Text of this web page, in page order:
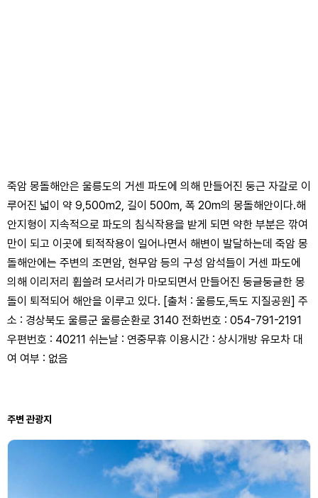
죽암 몽돌해안은 울릉도의 거센 파도에 의해 만들어진 둥근 자갈로 이
루어진 넓이 약 9,500m2, 길이 500m, 폭 20m의 몽돌해안이다.해
안지형이 지속적으로 파도의 침식작용을 받게 되면 약한 부분은 깎여
만이 되고 이곳에 퇴적작용이 일어나면서 해변이 발달하는데 죽암 몽
돌해안에는 주변의 조면암, 현무암 등의 구성 암석들이 거센 파도에
의해 이리저리 휩쓸려 모서리가 마모되면서 만들어진 둥글둥글한 몽
돌이 퇴적되어 해안을 이루고 있다. [출처 : 울릉도,독도 지질공원] 주
소 : 경상북도 울릉군 울릉순환로 3140 전화번호 : 054-791-2191
우편번호 : 40211 쉬는날 : 연중무휴 이용시간 : 상시개방 유모차 대
여 여부 : 없음
주변 관광지